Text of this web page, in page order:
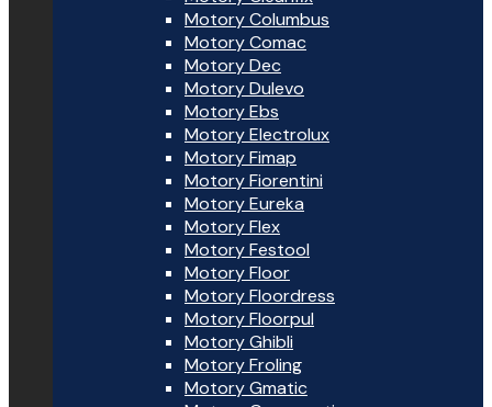
Motory Columbus
Motory Comac
Motory Dec
Motory Dulevo
Motory Ebs
Motory Electrolux
Motory Fimap
Motory Fiorentini
Motory Eureka
Motory Flex
Motory Festool
Motory Floor
Motory Floordress
Motory Floorpul
Motory Ghibli
Motory Froling
Motory Gmatic